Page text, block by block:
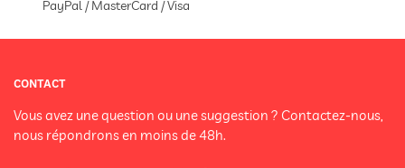
PayPal / MasterCard / Visa
CONTACT
Vous avez une question ou une suggestion ? Contactez-nous,
nous répondrons en moins de 48h.